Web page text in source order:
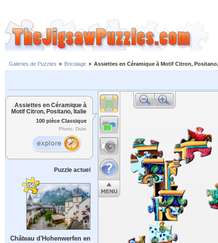
Galeries de Puzzles » Bricolage » Assiettes en Céramique à Motif Citron,
Assiettes en Céramique à
Motif Citron, Positano, Italie
100 pièce Classique
Photo: Dulin
Puzzle actuel
Château d'Hohenwerfen en